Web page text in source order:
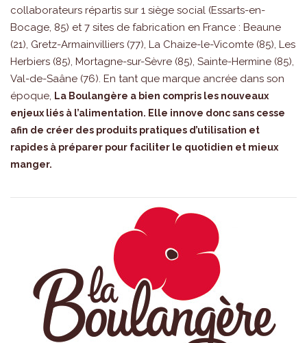
collaborateurs répartis sur 1 siège social (Essarts-en-
Bocage, 85) et 7 sites de fabrication en France : Beaune
(21), Gretz-Armainvilliers (77), La Chaize-le-Vicomte (85), Les
Herbiers (85), Mortagne-sur-Sèvre (85), Sainte-Hermine (85),
Val-de-Saâne (76). En tant que marque ancrée dans son
époque, La Boulangère a bien compris les nouveaux
enjeux liés à l’alimentation. Elle innove donc sans cesse
afin de créer des produits pratiques d’utilisation et
rapides à préparer pour faciliter le quotidien et mieux
manger.